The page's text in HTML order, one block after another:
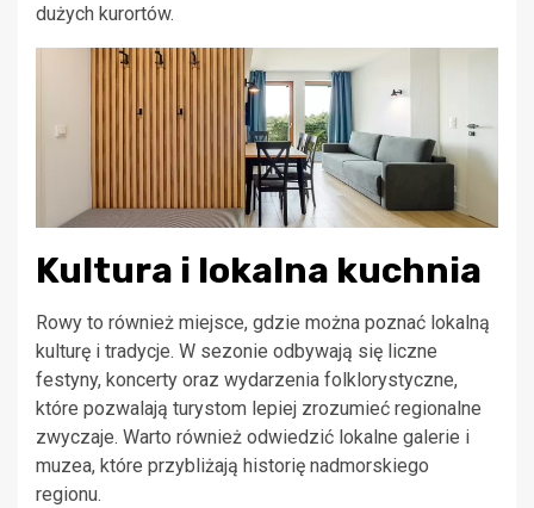
dużych kurortów.
Kultura i lokalna kuchnia
Rowy to również miejsce, gdzie można poznać lokalną
kulturę i tradycje. W sezonie odbywają się liczne
festyny, koncerty oraz wydarzenia folklorystyczne,
które pozwalają turystom lepiej zrozumieć regionalne
zwyczaje. Warto również odwiedzić lokalne galerie i
muzea, które przybliżają historię nadmorskiego
regionu.